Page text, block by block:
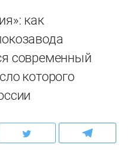
как
современный
которого